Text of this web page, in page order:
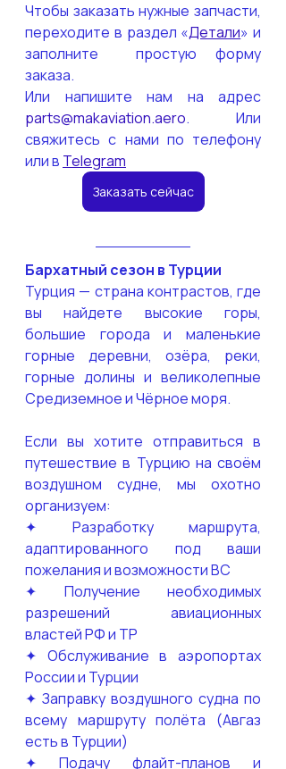
Чтобы заказать нужные запчасти,
переходите в раздел «Детали» и
заполните  простую форму
заказа.
parts@makaviation.aero. Или
свяжитесь с нами по телефону
или в Telegram
Заказать сейчас
Бархатный сезон в Турции
Турция — страна контрастов, где
вы найдете высокие горы,
большие города и маленькие
горные деревни, озёра, реки,
горные долины и великолепные
Средиземное и Чёрное моря.
Если вы хотите отправиться в
путешествие в Турцию на своём
воздушном судне, мы охотно
организуем:
✦ Разработку маршрута,
адаптированного под ваши
пожелания и возможности ВС
✦ Получение необходимых
разрешений авиационных
властей РФ и ТР
✦ Обслуживание в аэропортах
России и Турции
✦ Заправку воздушного судна по
всему маршруту полёта (Авгаз
есть в Турции)
✦ Подачу флайт-планов и